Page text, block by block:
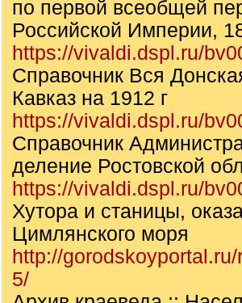
по первой всеобщей
Российской Империи,
https://vivaldi.dspl.ru/
Справочник Вся
Кавказ на 1912 г
https://vivaldi.dspl.ru/
Справочник
деление Ростовской
https://vivaldi.dspl.ru/
Хутора и станицы,
Цимлянского моря
http://
5/